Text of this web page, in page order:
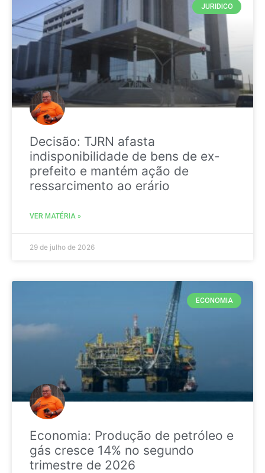
JURIDICO
Decisão: TJRN afasta
indisponibilidade de bens de ex-
prefeito e mantém ação de
ressarcimento ao erário
VER MATÉRIA »
29 de julho de 2026
ECONOMIA
Economia: Produção de petróleo e
gás cresce 14% no segundo
trimestre de 2026